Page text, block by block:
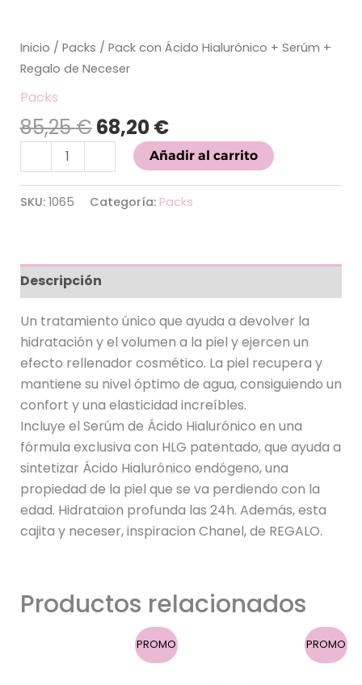
Inicio / Packs / Pack con Ácido Hialurónico + Serúm +
Regalo de Neceser
Packs
85,25€68,20€
Añadir al carrito
SKU: 1065 Categoría: Packs
Descripción
Un tratamiento único que ayuda a devolver la
hidratación y el volumen a la piel y ejercen un
efecto rellenador cosmético. La piel recupera y
mantiene su nivel óptimo de agua, consiguiendo un
confort y una elasticidad increíbles.
Incluye el Serúm de Ácido Hialurónico en una
fórmula exclusiva con HLG patentado, que ayuda a
sintetizar Ácido Hialurónico endógeno, una
propiedad de la piel que se va perdiendo con la
edad. Hidrataion profunda las 24h. Además, esta
cajita y neceser, inspiracion Chanel, de REGALO.
Productos relacionados
PROMO
El
precio
actual
PROMO
El
precio
actual